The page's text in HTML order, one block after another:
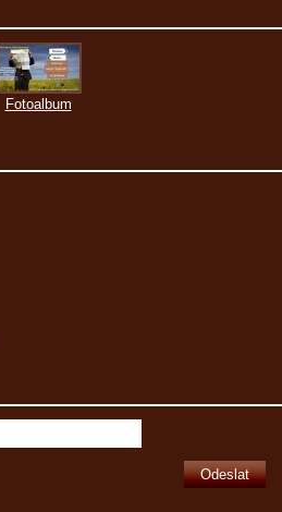
Fotoalbum